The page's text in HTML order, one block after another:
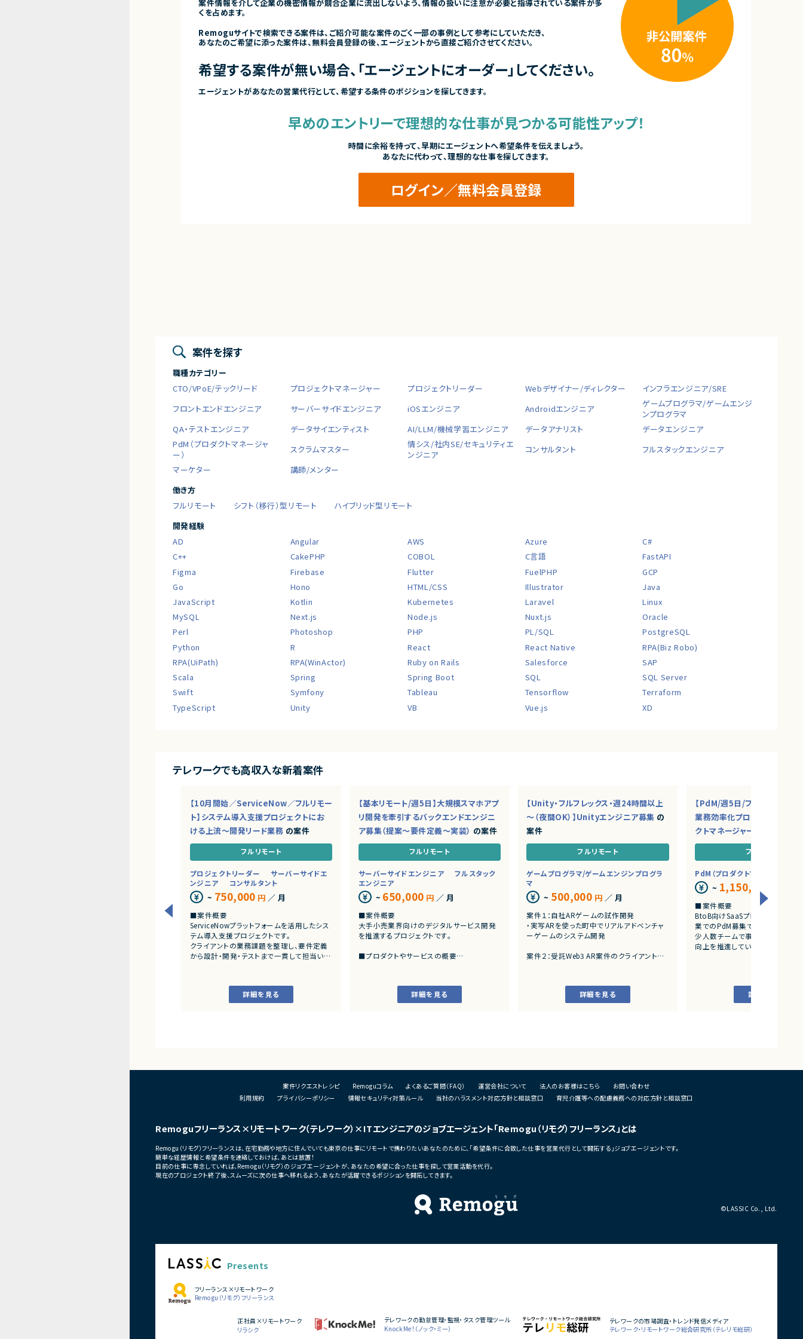
案件情報を介して企業の機密情報が競合企業に流出しないよう、情報の扱いに注意が必要と指導されている案件が多
くを占めます。
Remoguサイトで検索できる案件は、ご紹介可能な案件のごく一部の事例として参考にしていただき、
あなたのご希望に添った案件は、無料会員登録の後、エージェントから直接ご紹介させてください。
希望する案件が無い場合、「エージェントにオーダー」してください。
エージェントがあなたの営業代行として、希望する条件のポジションを探してきます。
早めのエントリーで理想的な仕事が見つかる可能性アップ！
時間に余裕を持って、 早期にエージェントへ希望条件を伝えましょう。
あなたに代わって、理想的な仕事を探してきます。
ログイン／無料会員登録
案件を探す
職種カテゴリー
CTO/VPoE/テックリード
プロジェクトマネージャー プロジェクトリーダー Webデザイナー/ディレクター
インフラエンジニア/SRE
フロントエンドエンジニア
サーバーサイドエンジニア iOSエンジニア Androidエンジニア
ゲームプログラマ/ゲームエンジ
ンプログラマ
QA・テストエンジニア
データサイエンティスト AI/LLM/機械学習エンジニア データアナリスト
データエンジニア
PdM（プロダクトマネージャ
ー）
スクラムマスター
情シス/社内SE/セキュリティエ
ンジニア
コンサルタント
フルスタックエンジニア
マーケター
講師/メンター
働き方
フルリモート
シフト（移行）型リモート
ハイブリッド型リモート
開発経験
AD
Angular AWS Azure
C#
C++
CakePHP COBOL C言語
FastAPI
Figma
Firebase Flutter FuelPHP
GCP
Go
Hono HTML/CSS Illustrator
Java
JavaScript
Kotlin Kubernetes Laravel
Linux
MySQL
Next.js Node.js Nuxt.js
Oracle
Perl
Photoshop PHP PL/SQL
PostgreSQL
Python
R React React Native
RPA(Biz Robo)
RPA(UiPath)
RPA(WinActor) Ruby on Rails Salesforce
SAP
Scala
Spring Spring Boot SQL
SQL Server
Swift
Symfony Tableau Tensorflow
Terraform
TypeScript
Unity VB Vue.js XD
テレワークでも高収入な新着案件
【10月開始／ServiceNow／フルリモー
ト】システム導入支援プロジェクトにお
ける上流～開発リード業務 の案件
フルリモート
プロジェクトリーダー
サーバーサイドエ
ンジニア
コンサルタント
~ 750,000 円 ／ 月
■案件概要
ServiceNowプラットフォームを活用したシス
テム導入支援プロジェクトです。
クライアントの業務課題を整理し、要件定義
から設計・開発・テストまで一貫して担当いた
・顧客との要件ヒアリングおよび要件定義
ニケーションあり
■募集背景
プロジェクト拡大に伴う増員募集
詳細を見る
【基本リモート/週5日】大規模スマホアプ
リ開発を牽引するバックエンドエンジニ
ア募集（提案～要件定義～実装） の案件
フルリモート
サーバーサイドエンジニア
フルスタック
エンジニア
~ 650,000 円 ／ 月
■案件概要
大手小売業界向けのデジタルサービス開発
を推進するプロジェクトです。
■プロダクトやサービスの概要
・既にサービス稼働中であり、数ヶ月から半
・技術課題に対する検討、提案、改善推進
・ステークホルダーとの調整およびコミュニ
■募集背景
集
■担当工程
・要件定義
詳細を見る
【Unity・フルフレックス・週24時間以上
～（夜間OK）】Unityエンジニア募集 の
案件
フルリモート
ゲームプログラマ/ゲームエンジンプログラ
マ
~ 500,000 円 ／ 月
案件１：自社ARゲームの試作開発
・実写ARを使った町中でリアルアドベンチャ
ーゲームのシステム開発
案件２：受託Web3 AR案件のクライアント開
詳細を見る
【PdM/週5日/フルリモ】AI・
業務効率化プロダクトを推進
クトマネージャー募集
フルリモート
PdM（プロダクトマネージャー）
~ 1,150,000
■案件概要
BtoB向けSaaSプロダクトを展開
業でのPdM募集です。
少人数チームで事業成長とプロ
向上を推進しています。
・ワークフロー管理サービス
・業務管理サービス
・開発からリリース後の改善施策
・仕様設計
詳細を見る
案件リクエストレシピ Remoguコラム よくあるご質問（FAQ） 運営会社について 法人のお客様はこちら
お問い合わせ
利用規約
プライバシーポリシー 情報セキュリティ対策ルール 当社のハラスメント対応方針と相談窓口 育児介護等への配慮義務への対応方針と相談窓口
Remoguフリーランス×リモートワーク（テレワーク） ×ITエンジニアのジョブエージェント「Remogu（リモグ）フリーランス」とは
Remogu（リモグ）フリーランスは、在宅勤務や地方に住んでいても東京の仕事にリモートで携わりたいあなたのために、「希望条件に合致した仕事を営業代行として開拓する」ジョブエージェントです。
簡単な経歴情報と希望条件を連絡しておけば、あとは放置！
目前の仕事に専念していれば、Remogu（リモグ）のジョブエージェントが、あなたの希望に合った仕事を探して営業活動を代行。
現在のプロジェクト終了後、スムーズに次の仕事へ移れるよう、あなたが活躍できるポジションを開拓してきます。
©LASSIC Co., Ltd.
Presents
フリーランス×リモートワーク
Remogu（リモグ）フリーランス
正社員×リモートワーク
リラシク
テレワークの勤怠管理・監視・タスク管理ツール
KnockMe！（ノック・ミー）
テレワークの市場調査・トレンド発信メディア
テレワーク・リモートワーク総合研究所（テレリモ総研）